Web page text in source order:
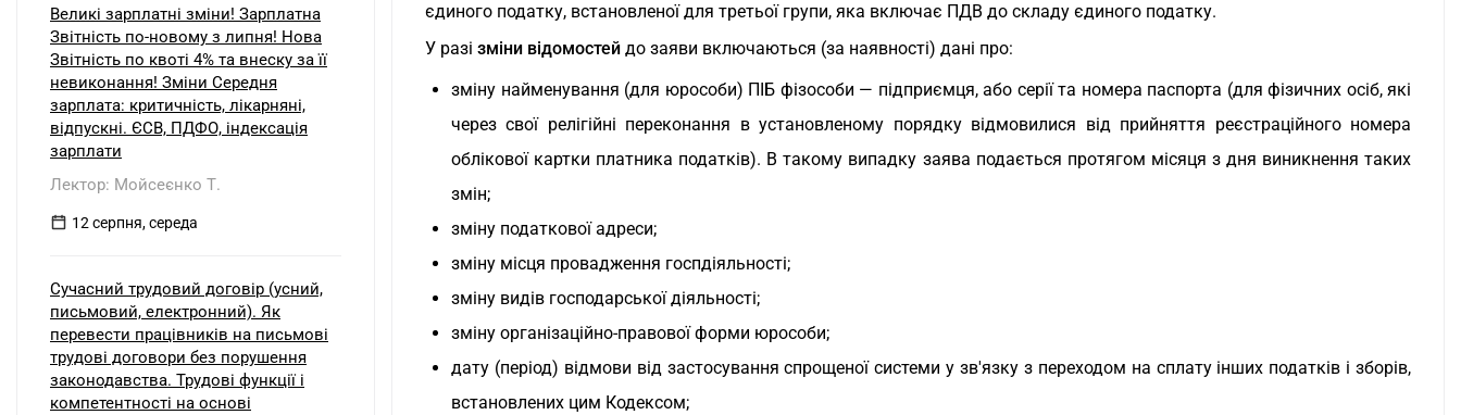
єдиного податку, встановленої для третьої групи, яка включає ПДВ до складу єдиного податку.
У разі зміни відомостей до заяви включаються (за наявності) дані про:
зміну найменування (для юрособи) ПІБ фізособи — підприємця, або серії та номера паспорта (для фізичних осіб, які
через свої релігійні переконання в установленому порядку відмовилися від прийняття реєстраційного номера
облікової картки платника податків). В такому випадку заява подається протягом місяця з дня виникнення таких
змін;
зміну податкової адреси;
зміну місця провадження госпдіяльності;
зміну видів господарської діяльності;
зміну організаційно-правової форми юрособи;
дату (період) відмови від застосування спрощеної системи у зв'язку з переходом на сплату інших податків і зборів,
встановлених цим Кодексом;
Великі зарплатні зміни! Зарплатна
Звітність по-новому з липня! Нова
Звітність по квоті 4% та внеску за її
невиконання! Зміни Середня
зарплата: критичність, лікарняні,
відпускні. ЄСВ, ПДФО, індексація
зарплати
Лектор: Мойсеєнко Т.
12 серпня, середа
Сучасний трудовий договір (усний,
письмовий, електронний). Як
перевести працівників на письмові
трудові договори без порушення
законодавства. Трудові функції і
компетентності на основі